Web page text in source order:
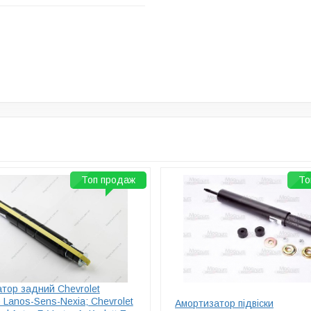
задний Chevrolet
Lanos-Sens-Nexia; Chevrolet
Топ продаж
Амортизатор підвіски